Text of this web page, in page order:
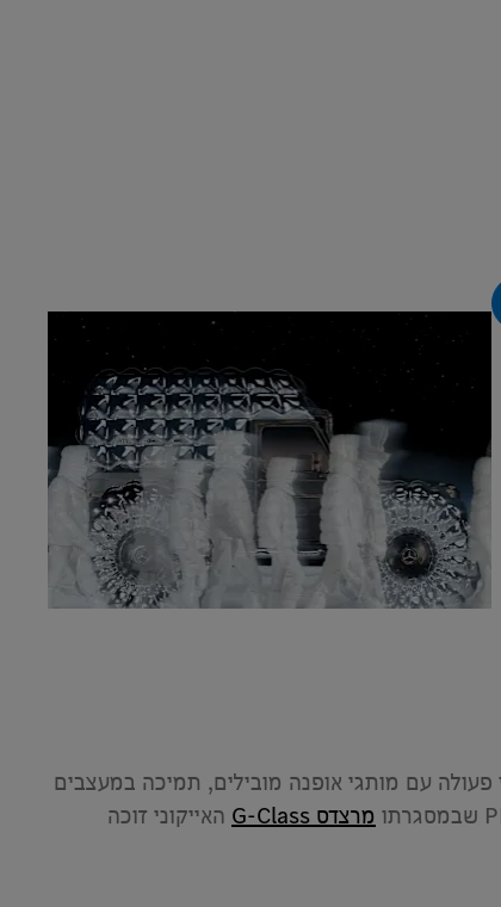
פעולה עם מותגי אופנה מובילים, תמיכה במעצבים
מרצדס G-Class
האייקוני זוכה